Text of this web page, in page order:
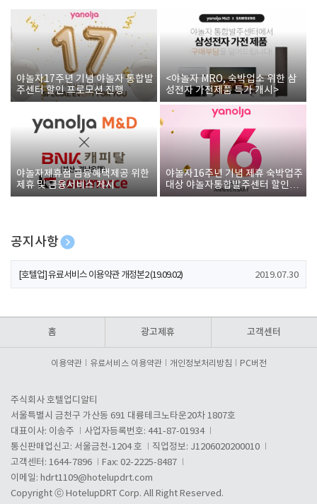
야놀자17주년 기념 야놀자 통합발
주센터 할인 프로모션 진행
<야놀자 MRO, 숙박업소 위한 삼
성전자 가전제품 특가 개시>
야놀자제휴점 금융혜택제공 위한
제휴 및 금융서비스 게시
야놀자16주년 기념 제휴 숙박업주
대상 야놀자통합발주센터 할인쿠
폰 증정
공지사항
[호텔업] 개인정보 처리방침 개정본1 (19.09.02)
[호텔업] 유료서비스 이용약관 개정본2 (19.09.02) 2019.07.30
홈 광고제휴 고객센터
이용약관 유료서비스 이용약관 개인정보처리방침 PC버전
주식회사 호텔업디알티
서울특별시 금천구 가산동 691 대륭테크노타운20차 1807호
대표이사: 이송주
사업자등록번호: 441-87-01934
통신판매업신고: 서울금천-1204 호
직업정보: J1206020200010
고객센터: 1644-7896
Fax: 02-2225-8487
이메일: hdrt1109@hotelupdrt.com
Copyright ⓒ HotelupDRT Corp. All Right Reserved.